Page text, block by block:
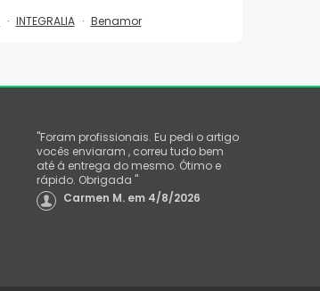
INTEGRALIA Benamor
"Foram profissionais. Eu pedi o artigo
vocês enviaram , correu tudo bem
até á entrega do mesmo. Ótimo e
rápido. Obrigada "
Carmen M. em 4/8/2026